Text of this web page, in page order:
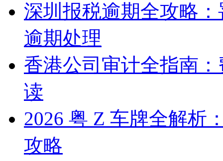
深圳报税逾期全攻略
逾期处理
香港公司审计全指南
读
2026 粤 Z 车牌全解析
攻略